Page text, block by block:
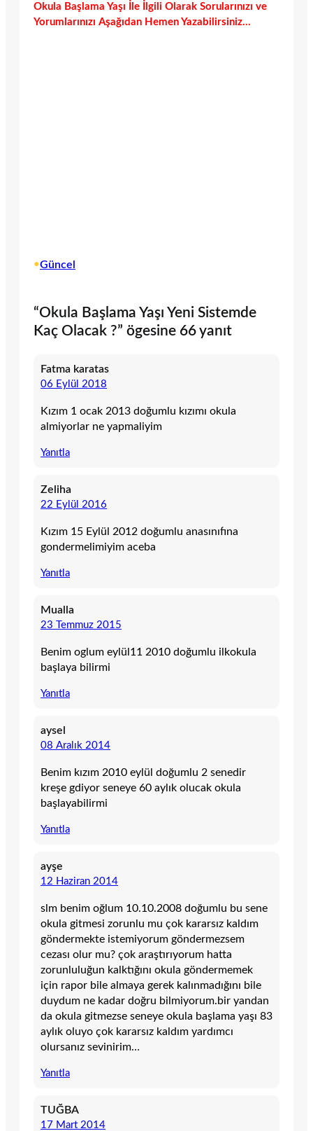
Okula Başlama Yaşı İle İlgili Olarak Sorularınızı ve
Yorumlarınızı Aşağıdan Hemen Yazabilirsiniz…
•Güncel
“Okula Başlama Yaşı Yeni Sistemde
Kaç Olacak ?” ögesine 66 yanıt
Fatma karatas
06 Eylül 2018
Kızım 1 ocak 2013 doğumlu kızımı okula
almiyorlar ne yapmaliyim
Yanıtla
Zeliha
22 Eylül 2016
Kızım 15 Eylül 2012 doğumlu anasınıfına
gondermelimiyim aceba
Yanıtla
Mualla
23 Temmuz 2015
Benim oglum eylül11 2010 doğumlu ilkokula
başlaya bilirmi
Yanıtla
aysel
08 Aralık 2014
Benim kızım 2010 eylül doğumlu 2 senedir
kreşe gdiyor seneye 60 aylık olucak okula
başlayabilirmi
Yanıtla
ayşe
12 Haziran 2014
slm benim oğlum 10.10.2008 doğumlu bu sene
okula gitmesi zorunlu mu çok kararsız kaldım
göndermekte istemiyorum göndermezsem
cezası olur mu? çok araştırıyorum hatta
zorunluluğun kalktığını okula göndermemek
için rapor bile almaya gerek kalınmadığını bile
duydum ne kadar doğru bilmiyorum.bir yandan
da okula gitmezse seneye okula başlama yaşı 83
aylık oluyo çok kararsız kaldım yardımcı
olursanız sevinirim…
Yanıtla
TUĞBA
17 Mart 2014